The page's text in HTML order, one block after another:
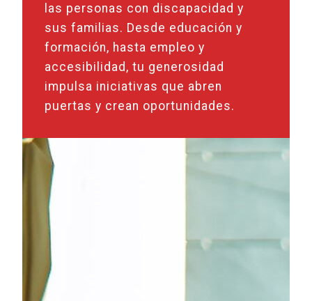
las personas con discapacidad y
sus familias. Desde educación y
formación, hasta empleo y
accesibilidad, tu generosidad
impulsa iniciativas que abren
puertas y crean oportunidades.